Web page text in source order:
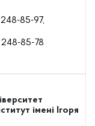
248-85-97,
248-85-78
імені Ігоря